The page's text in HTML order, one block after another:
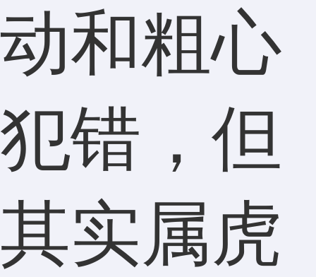
动和粗心
犯错，但
其实属虎